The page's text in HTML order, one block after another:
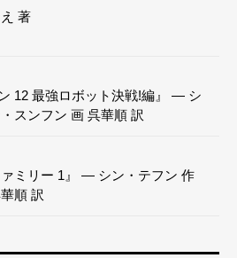
著
12 最強ロボット決戦!編』 — シ
スンフン 画 呉華順 訳
ァミリー 1』 — シン・テフン 作
順 訳